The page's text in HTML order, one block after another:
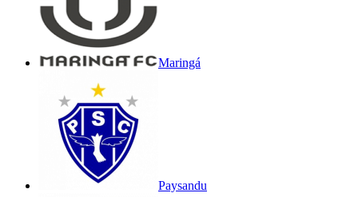
Maringá
Paysandu